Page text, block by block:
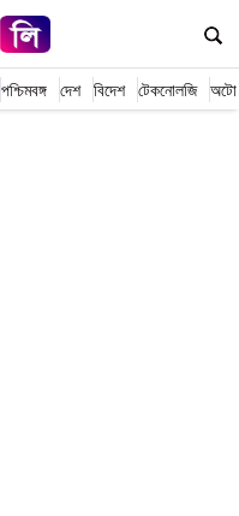
পশ্চিমবঙ্গ দেশ বিদেশ টেকনোলজি অটো